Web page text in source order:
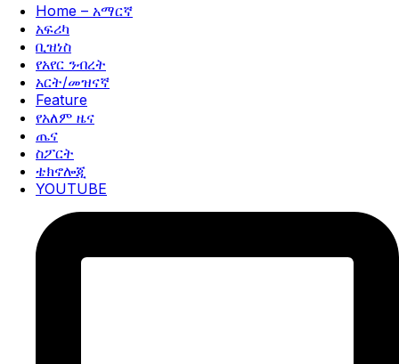
Home – አማርኛ
አፍሪካ
ቢዝነስ
የአየር ንብረት
አርት/መዝናኛ
Feature
የአለም ዜና
ጤና
ስፖርት
ቴክኖሎጂ
YOUTUBE